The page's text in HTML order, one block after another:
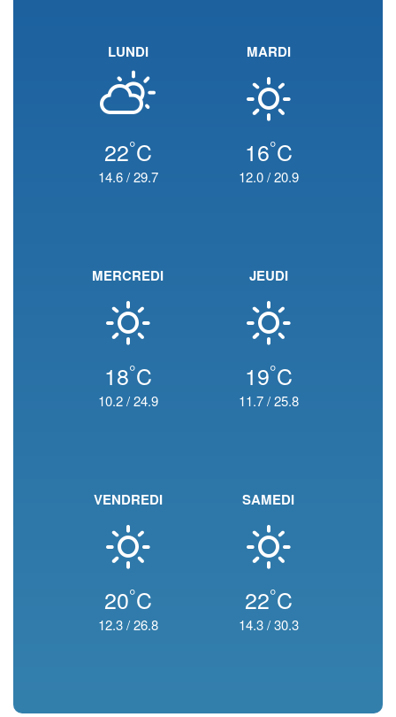
LUNDI
22°C
14.6/29.7
MARDI
16°C
12.0/20.9
MERCREDI
18°C
10.2/24.9
JEUDI
19°C
11.7/25.8
VENDREDI
20°C
12.3/26.8
SAMEDI
22°C
14.3/30.3